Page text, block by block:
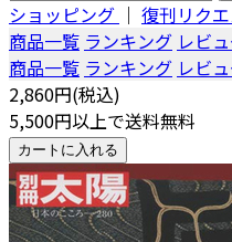
ショッピング ｜ 復刊リク
商品一覧 ランキング レビ
商品一覧 ランキング レビ
2,860円(税込)
5,500円以上で送料無料
カートに入れる